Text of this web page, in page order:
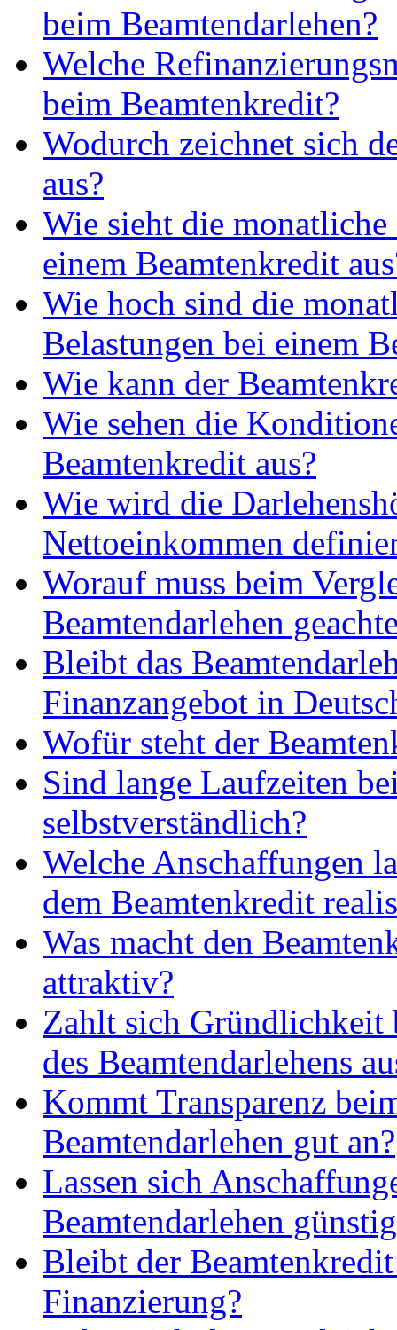
beim Beamtendarlehen?
Welche
beim Beamtenkredit?
Wodurch zeichnet sich
aus?
Wie sieht die
einem Beamtenkredit
Wie hoch sind die
Belastungen bei einem
Wie kann der
Wie sehen die
Beamtenkredit aus?
Wie wird die
Nettoeinkommen
Worauf muss beim
Beamtendarlehen
Bleibt das
Finanzangebot in
Wofür steht der
Sind lange Laufzeiten
selbstverständlich?
Welche Anschaffungen
dem Beamtenkredit
Was macht den
attraktiv?
Zahlt sich Gründlichkeit
des Beamtendarlehens
Kommt Transparenz
Beamtendarlehen gut an?
Lassen sich
Beamtendarlehen
Bleibt der
Finanzierung?